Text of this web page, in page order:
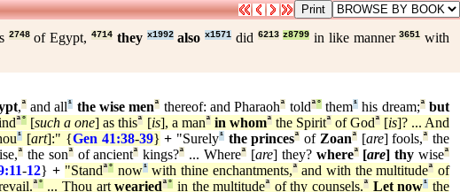
2748of Egypt,4714 they x1992also x1571 did 6213 z8799 in like manner3651 with
,ªand all¹ the wise menª thereof: and Pharaohª toldª°them¹ his dream;ª but
ª° [such a one] as thisª [is], a manª in whomª the Spiritª of Godª [is]? ... And
¹ [art]:" {Gen 41:38-39} + "Surely¹ the princesª of Zoanª[are] fools,ª the
ª the sonªof ancientª kings?ª ... Whereª [are] they? whereª[are] thy wiseª
-12} + "Standª°now¹with thine enchantments,ª and with the multitudeª of
ª°... Thou artweariedª° in the multitudeª of thy counsels.ª Let now¹ the